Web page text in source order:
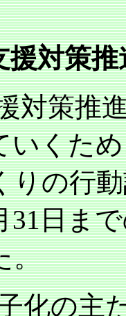
対策推
対策推
いくた
りの行
31日ま
。
化の主